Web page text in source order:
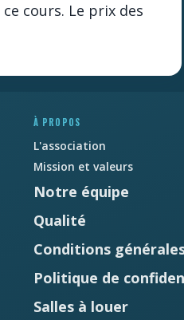
cours. Le prix des
À PROPOS
L'association
Mission et valeurs
Notre équipe
Qualité
Conditions
Politique de
Salles à louer